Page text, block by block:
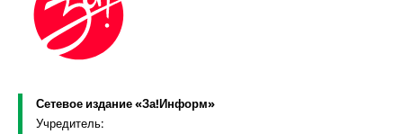
Сетевое издание «За!Информ»
Учредитель: